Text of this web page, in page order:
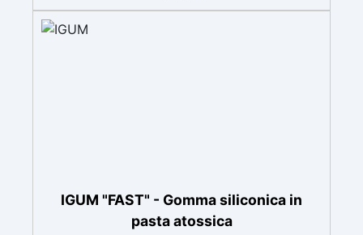
metallo a basso punto di fusione, sapone e
cemento. Resistente e durevole: Consente oltre
IGUM "FAST" - Gomma siliconica in
pasta atossica